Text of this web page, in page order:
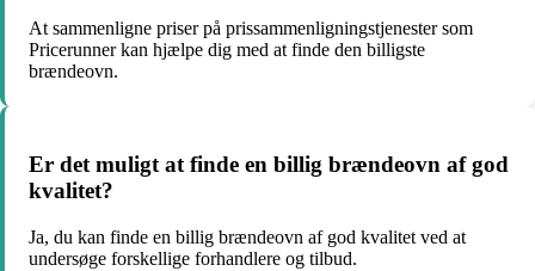
At sammenligne priser på prissammenligningstjenester som
Pricerunner kan hjælpe dig med at finde den billigste
brændeovn.
Er det muligt at finde en billig brændeovn af god
kvalitet?
Ja, du kan finde en billig brændeovn af god kvalitet ved at
undersøge forskellige forhandlere og tilbud.